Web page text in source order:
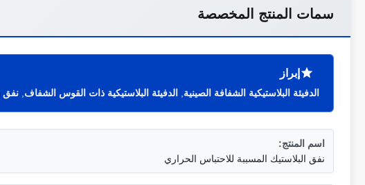
سمات المنتج المخصصة
إبراز
الدفيئة البلاستيكية الشفافة الصينية الدفيئة البلاستيكية ذات القوس الشفاف نفق
اسم المنتج:
نفق البلاستيك المسببة للاحتباس الحراري